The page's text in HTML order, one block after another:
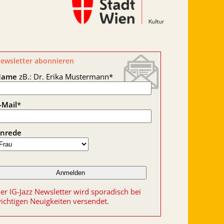
abonnieren
zB.: Dr. Erika Mustermann*
Mail*
IG-Jazz Newsletter wird sporadisch bei
Neuigkeiten versendet.